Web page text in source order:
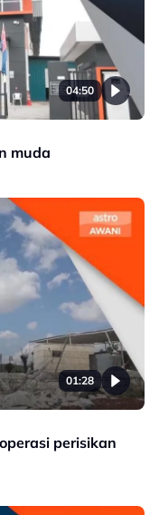
04:50
muda
01:28
perisikan